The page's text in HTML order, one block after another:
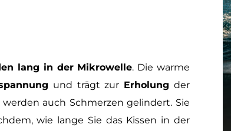
lang in der Mikrowelle. Die warme
und trägt zur Erholung der
auch Schmerzen gelindert. Sie
wie lange Sie das Kissen in der